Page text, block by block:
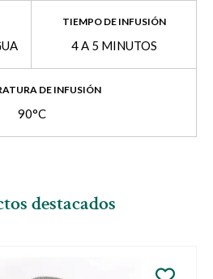
TIEMPO DE INFUSIÓN
4 A 5 MINUTOS
DE INFUSIÓN
90°C
destacados